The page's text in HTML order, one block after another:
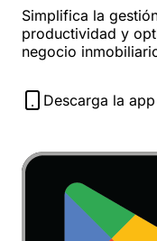
Simplifica la
productividad y
negocio
Descarga la app